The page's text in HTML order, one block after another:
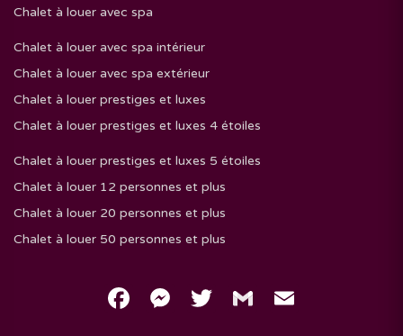
Chalet à louer avec spa
Chalet à louer avec spa intérieur
Chalet à louer avec spa extérieur
Chalet à louer prestiges et luxes
Chalet à louer prestiges et luxes 4 étoiles
Chalet à louer prestiges et luxes 5 étoiles
Chalet à louer 12 personnes et plus
Chalet à louer 20 personnes et plus
Chalet à louer 50 personnes et plus
FacebookMessenger
Twitter Gmail